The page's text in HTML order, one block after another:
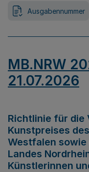
Ausgabennummer
MB.NRW
21.07.2026
Richtlinie für die
Kunstpreises
Westfalen sowie
Landes
Künstlerinnen